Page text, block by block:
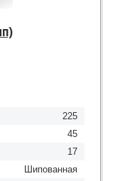
225
45
17
Шипованная